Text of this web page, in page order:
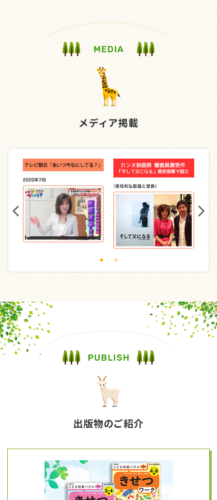
した。どの学校も、競争率が高い中、例年通り、第一志
ずれも高い競争率の中、見事な合格でした。
合格速報 2025年度生 合格のご報告
2025年度は、第一志望への合格、１００％でした。いず
れも高い競争率の中、よく頑張られました。
私立校を含む、詳細をご覧下さい
2024/03/07
プレジデントファミリー 2024年春号 本誌にフォレスト
幼児教室の取材記事が掲載されました
ォレスト幼児教室での指導の様子が掲載されまし
た。（P100～P105） タイトルは「小学校受験の
お教室で習う『３つの力と１４のわざ」です。
将来に向けて、フォレスト幼児教室では「生活
力」「自分で考える力」などを育てているという
趣旨を、大変わかりやすく、またこれからの子育
て世代に向けて、小学校受験でやっていることが
参考になる、という内容となっております。
有名書店にて好評発売中です！
2024/02/12
今から６年前、フォレスト幼児教室の国立特訓にいらし
てくださったMくんのお父様から、大変うれしいお便り
メディア掲載
出版物のご紹介